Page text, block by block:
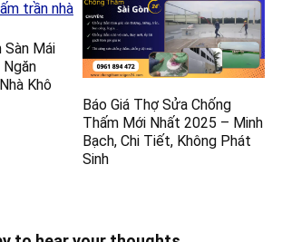
Sàn Mái
Ngăn
Khô
Báo Giá Thợ Sửa Chống
Thấm Mới Nhất 2025 – Minh
Bạch, Chi Tiết, Không Phát
Sinh